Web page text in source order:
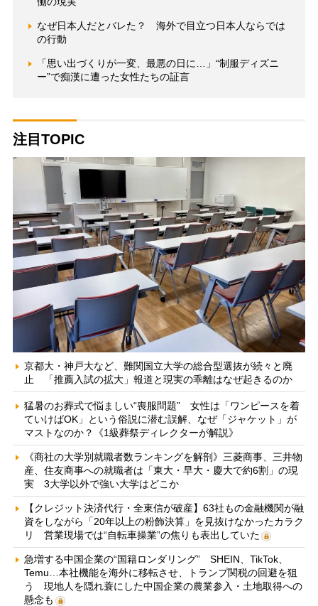
なぜ日本人だとバレた？ 海外で目立つ日本人ならでは
の行動
「思い出づくりが一変、最悪の日に…」“制服ディズニ
ー”で痴漢に遭った女性たちの証言
注目TOPIC
京都大・神戸大など、難関国立大学の総合型選抜が続々と廃
止 「推薦入試の拡大」報道と現実の乖離はなぜ起きるのか
猛暑のお葬式で悩ましい“喪服問題” 女性は「ワンピースを着
ていけばOK」という俗説に潜む誤解、なぜ「ジャケット」が
マストなのか？《1級葬祭ディレクターが解説》
《商社の大学別就職者数ランキングを解剖》三菱商事、三井物
産、住友商事への就職者は「東大・早大・慶大で約6割」の現
実 3大学以外で強い大学はどこか
【クレジット決済代行・全東信が破産】63社もの金融機関が融
資をしながら「20年以上の粉飾決算」を見抜けなかったカラク
リ 営業現場では“自転車操業”の焦りも表出していた
急増する中国企業の“国籍ロンダリング” SHEIN、TikTok、
Temu…本社機能を海外に移転させ、トランプ関税の回避を狙
う 現地人を隠れ蓑にした中国企業の農業参入・土地取得への
懸念も